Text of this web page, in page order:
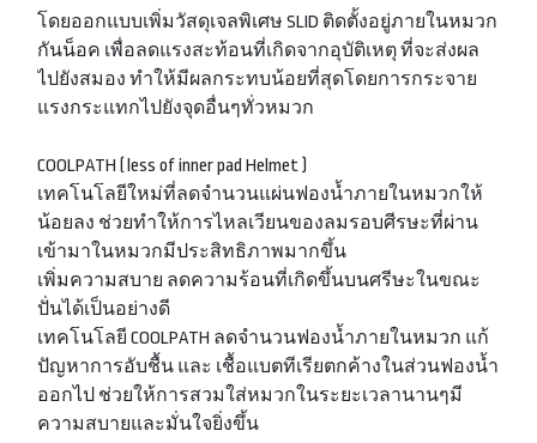
โดยออกแบบเพิ่มวัสดุเจลพิเศษ SLID ติดตั้งอยู่ภายในหมวก
กันน็อค เพื่อลดแรงสะท้อนที่เกิดจากอุบัติเหตุ ที่จะส่งผล
ไปยังสมอง ทำให้มีผลกระทบน้อยที่สุดโดยการกระจาย
แรงกระแทกไปยังจุดอื่นๆทั่วหมวก
COOLPATH ( less of inner pad Helmet )
เทคโนโลยีใหม่ที่ลดจำนวนแผ่นฟองน้ำภายในหมวกให้
น้อยลง ช่วยทำให้การไหลเวียนของลมรอบศีรษะที่ผ่าน
เข้ามาในหมวกมีประสิทธิภาพมากขึ้น
เพิ่มความสบาย ลดความร้อนที่เกิดขึ้นบนศรีษะในขณะ
ปั่นได้เป็นอย่างดี
เทคโนโลยี COOLPATH ลดจำนวนฟองน้ำภายในหมวก แก้
ปัญหาการอับชื้น และ เชื้อแบตทีเรียตกค้างในส่วนฟองน้ำ
ออกไป ช่วยให้การสวมใส่หมวกในระยะเวลานานๆมี
ความสบายและมั่นใจยิ่งขึ้น